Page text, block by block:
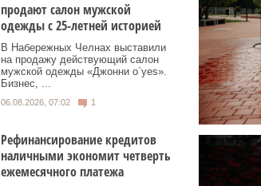
продают салон мужской
одежды с 25-летней историей
В Набережных Челнах выставили
на продажу действующий салон
мужской одежды «Джонни о`yes».
Бизнес, ...
06.08.2026, 07:02 1
Рефинансирование кредитов
наличными экономит четверть
ежемесячного платежа